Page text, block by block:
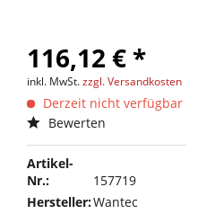
116,12 € *
inkl. MwSt.zzgl. Versandkosten
Derzeit nicht verfügbar
Bewerten
Artikel-
Nr.:
157719
Hersteller:Wantec